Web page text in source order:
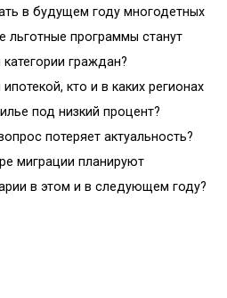
в будущем году многодетных
льготные программы станут
граждан?
кто и в каких регионах
под низкий процент?
потеряет актуальность?
миграции планируют
в этом и в следующем году?